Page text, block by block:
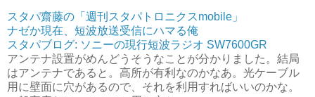
スタパ齋藤の「週刊スタパトロニクスmobile」
ナゼか現在、短波放送受信にハマる俺
スタパブログ: ソニーの現行短波ラジオ SW7600GR
アンテナ設置がめんどうそうなことが分かりました。結局
はアンテナであると。高所が有利なのかなあ。光ケーブル
用に壁面に穴があるので、それを利用すればいいのかな。